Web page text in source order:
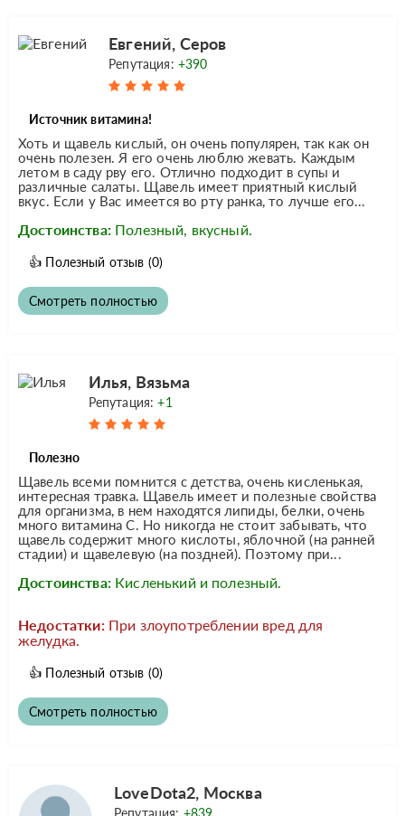
Евгений, Серов
Репутация: +390
Источник витамина!
Хоть и щавель кислый, он очень популярен, так как он
очень полезен. Я его очень люблю жевать. Каждым
летом в саду рву его. Отлично подходит в супы и
различные салаты. Щавель имеет приятный кислый
вкус. Если у Вас имеется во рту ранка, то лучше его...
Достоинства: Полезный, вкусный.
👍 Полезный отзыв (0)
Смотреть полностью
Илья, Вязьма
Репутация:+1
Полезно
Щавель всеми помнится с детства, очень кисленькая,
интересная травка. Щавель имеет и полезные свойства
для организма, в нем находятся липиды, белки, очень
много витамина C. Но никогда не стоит забывать, что
щавель содержит много кислоты, яблочной (на ранней
стадии) и щавелевую (на поздней). Поэтому при...
Достоинства: Кисленький и полезный.
Недостатки: При злоупотреблении вред для
желудка.
👍 Полезный отзыв (0)
Смотреть полностью
LoveDota2, Москва
Репутация: +839